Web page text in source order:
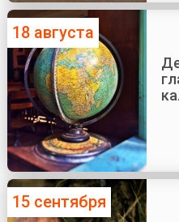
18 августа
15 сентября